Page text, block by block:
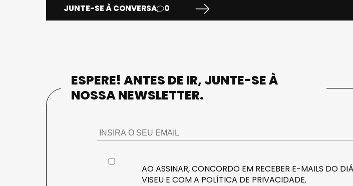
JUNTE-SE À CONVERSA 0
ESPERE! ANTES DE IR, JUNTE-SE À
NOSSA NEWSLETTER.
AO ASSINAR, CONCORDO EM RECEBER E-MAILS DO
VISEU E COM A POLÍTICA DE PRIVACIDADE.